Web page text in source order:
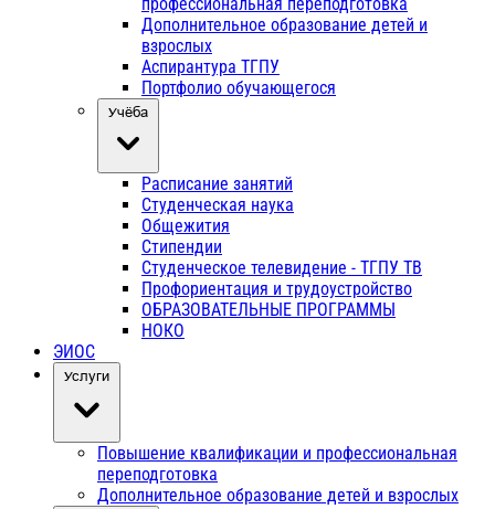
профессиональная переподготовка
Дополнительное образование детей и
взрослых
Аспирантура ТГПУ
Портфолио обучающегося
Учёба
Расписание занятий
Студенческая наука
Общежития
Стипендии
Студенческое телевидение - ТГПУ ТВ
Профориентация и трудоустройство
ОБРАЗОВАТЕЛЬНЫЕ ПРОГРАММЫ
НОКО
ЭИОС
Услуги
Повышение квалификации и профессиональная
переподготовка
Дополнительное образование детей и взрослых